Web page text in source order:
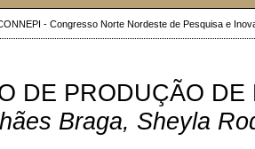
- Congresso Norte Nordeste de Pesquisa e
DE PRODUÇÃO
Braga, Sheyla